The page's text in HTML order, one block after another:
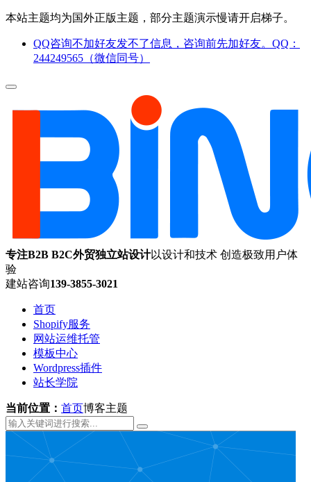
本站主题均为国外正版主题，部分主题演示慢请开启梯子。
QQ咨询不加好友发不了信息，咨询前先加好友。QQ：
244249565（微信同号）
专注B2B B2C外贸独立站设计以设计和技术 创造极致用户体
验
建站咨询139-3855-3021
首页
Shopify服务
网站运维托管
模板中心
Wordpress插件
站长学院
当前位置： 首页博客主题